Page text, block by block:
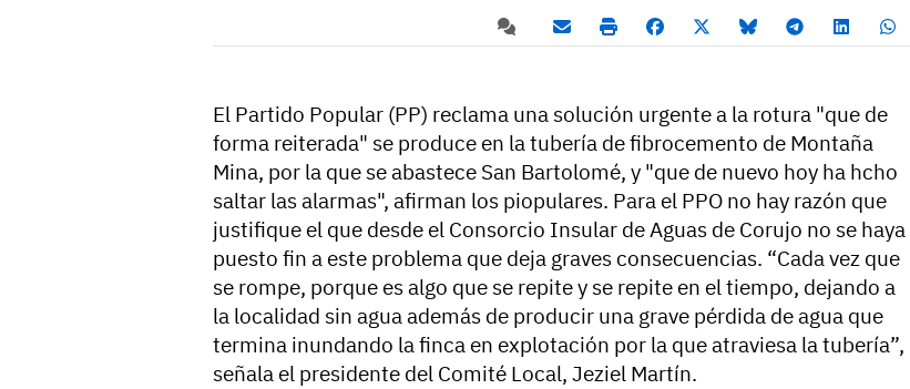
El Partido Popular (PP) reclama una solución urgente a la rotura "que de
forma reiterada" se produce en la tubería de fibrocemento de Montaña
Mina, por la que se abastece San Bartolomé, y "que de nuevo hoy ha hcho
saltar las alarmas", afirman los piopulares. Para el PPO no hay razón que
justifique el que desde el Consorcio Insular de Aguas de Corujo no se haya
puesto fin a este problema que deja graves consecuencias. “Cada vez que
se rompe, porque es algo que se repite y se repite en el tiempo, dejando a
la localidad sin agua además de producir una grave pérdida de agua que
termina inundando la finca en explotación por la que atraviesa la tubería”,
señala el presidente del Comité Local, Jeziel Martín.